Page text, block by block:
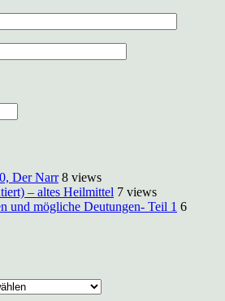
Der Narr 8 views
– altes Heilmittel 7 views
und mögliche Deutungen- Teil 1 6